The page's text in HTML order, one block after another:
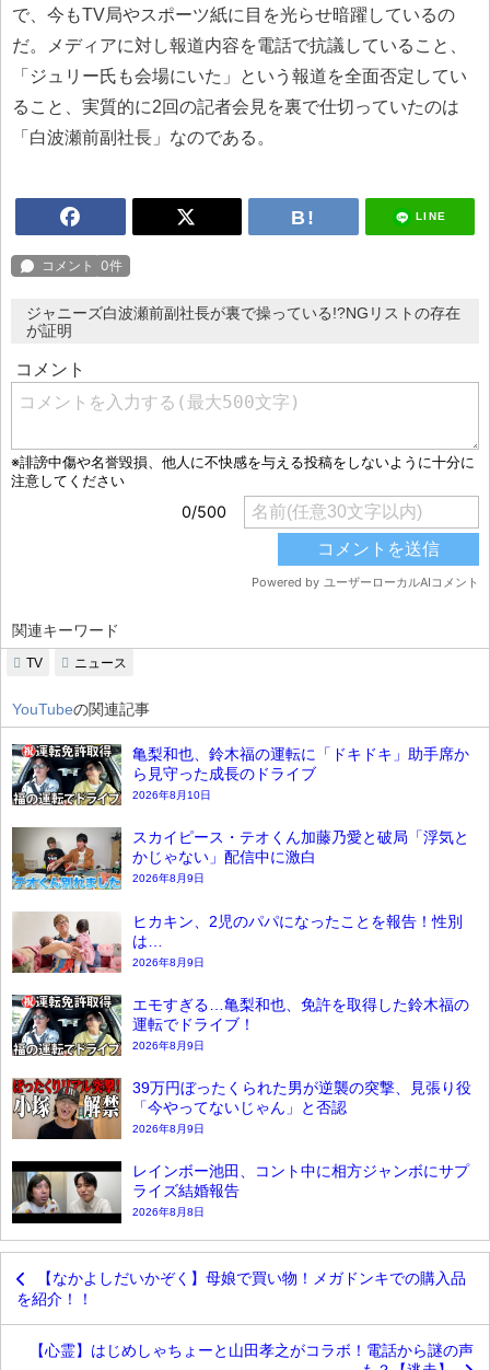
で、今もTV局やスポーツ紙に目を光らせ暗躍しているの
だ。メディアに対し報道内容を電話で抗議していること、
「ジュリー氏も会場にいた」という報道を全面否定してい
ること、実質的に2回の記者会見を裏で仕切っていたのは
「白波瀬前副社長」なのである。
LINE
ジャニーズ白波瀬前副社長が裏で操っている!?NGリストの存在
が証明
関連キーワード
TV ニュース
YouTubeの関連記事
亀梨和也、鈴木福の運転に「ドキドキ」助手席か
ら見守った成長のドライブ
2026年8月10日
スカイピース・テオくん加藤乃愛と破局「浮気と
かじゃない」配信中に激白
2026年8月9日
ヒカキン、2児のパパになったことを報告！性別
は…
2026年8月9日
エモすぎる…亀梨和也、免許を取得した鈴木福の
運転でドライブ！
2026年8月9日
39万円ぼったくられた男が逆襲の突撃、見張り役
「今やってないじゃん」と否認
2026年8月9日
レインボー池田、コント中に相方ジャンボにサプ
ライズ結婚報告
2026年8月8日
【なかよしだいかぞく】母娘で買い物！メガドンキでの購入品
を紹介！！
【心霊】はじめしゃちょーと山田孝之がコラボ！電話から謎の声